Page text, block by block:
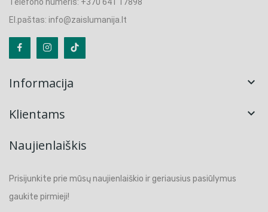
El.paštas: info@zaislumanija.lt
Informacija 
Klientams 
Naujienlaiškis
Prisijunkite prie mūsų naujienlaiškio ir geriausius pasiūlymus
gaukite pirmieji!